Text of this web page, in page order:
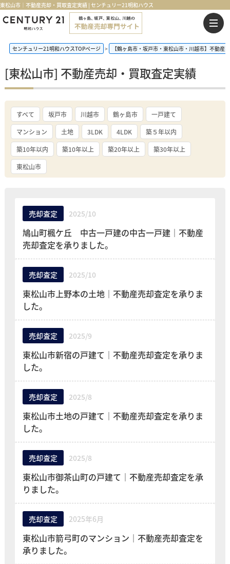
東松山市｜不動産売却・買取査定実績 | センチュリー21明和ハウス
センチュリー21明和ハウスTOPページ 【鶴ヶ島市・坂戸市・東松山市・川越市】不動産
[東松山市] 不動産売却・買取査定実績
すべて 坂戸市 川越市 鶴ヶ島市
一戸建て
マンション
土地 3LDK 4LDK
築５年以内
築10年以内
築10年以上 築20年以上
築30年以上
東松山市
売却査定 2025/10
鳩山町楓ケ丘 中古一戸建の中古一戸建｜不動産
売却査定を承りました。
売却査定 2025/10
東松山市上野本の土地｜不動産売却査定を承りま
した。
売却査定 2025/9
東松山市新宿の戸建て｜不動産売却査定を承りま
した。
売却査定 2025/8
東松山市土地の戸建て｜不動産売却査定を承りま
した。
売却査定 2025/8
東松山市御茶山町の戸建て｜不動産売却査定を承
りました。
売却査定 2025年6月
東松山市箭弓町のマンション｜不動産売却査定を
承りました。